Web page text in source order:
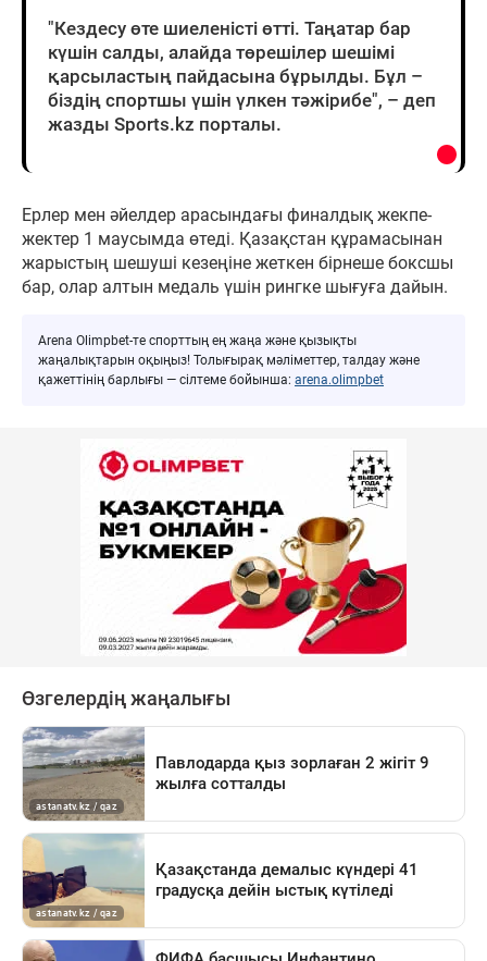
"Кездесу өте шиеленісті өтті. Таңатар бар
күшін салды, алайда төрешілер шешімі
қарсыластың пайдасына бұрылды. Бұл –
біздің спортшы үшін үлкен тәжірибе", – деп
жазды Sports.kz порталы.
Ерлер мен әйелдер арасындағы финалдық жекпе-
жектер 1 маусымда өтеді. Қазақстан құрамасынан
жарыстың шешуші кезеңіне жеткен бірнеше боксшы
бар, олар алтын медаль үшін рингке шығуға дайын.
Arena Olimpbet-те спорттың ең жаңа және қызықты
жаңалықтарын оқыңыз! Толығырақ мәліметтер, талдау және
қажеттінің барлығы — сілтеме бойынша: arena.olimpbet